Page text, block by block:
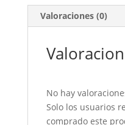
Valoraciones (0)
No hay
Solo los usuarios
comprado este